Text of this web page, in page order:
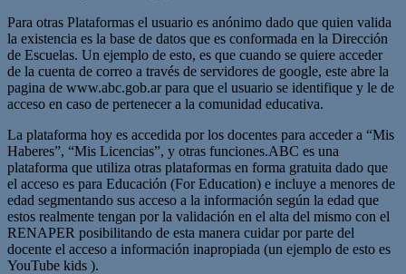
Para otras Plataformas el usuario es anónimo dado que quien valida
la existencia es la base de datos que es conformada en la Dirección
de Escuelas. Un ejemplo de esto, es que cuando se quiere acceder
de la cuenta de correo a través de servidores de google, este abre la
pagina de www.abc.gob.ar para que el usuario se identifique y le de
acceso en caso de pertenecer a la comunidad educativa.
La plataforma hoy es accedida por los docentes para acceder a “Mis
Haberes”, “Mis Licencias”, y otras funciones.ABC es una
plataforma que utiliza otras plataformas en forma gratuita dado que
el acceso es para Educación (For Education) e incluye a menores de
edad segmentando sus acceso a la información según la edad que
estos realmente tengan por la validación en el alta del mismo con el
RENAPER posibilitando de esta manera cuidar por parte del
docente el acceso a información inapropiada (un ejemplo de esto es
YouTube kids ).